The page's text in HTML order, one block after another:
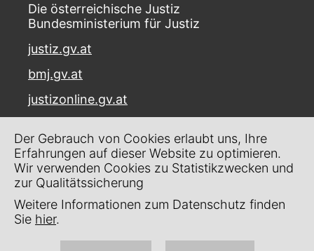
Die österreichische Justiz
Bundesministerium für Justiz
justiz.gv.at
bmj.gv.at
justizonline.gv.at
Museumstraße 7
1070 Wien
Kontakt
Impressum
Der Gebrauch von Cookies erlaubt uns, Ihre
Erfahrungen auf dieser Website zu optimieren.
Wir verwenden Cookies zu Statistikzwecken und
zur Qualitätssicherung
Weitere Informationen zum Datenschutz finden
Sie hier.